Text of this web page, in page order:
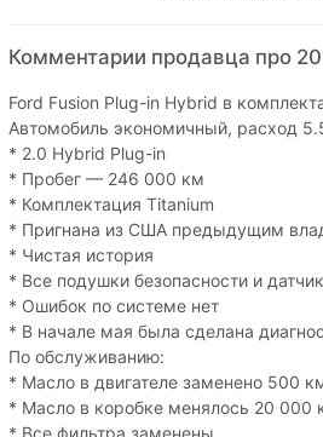
Комментарии продавца про
Ford Fusion Plug-in Hybrid в
Автомобиль экономичный, расход
* 2.0 Hybrid Plug-in
* Пробег — 246 000 км
* Комплектация Titanium
* Пригнана из США предыдущим
* Чистая история
* Все подушки безопасности и
* Ошибок по системе нет
* В начале мая была сделана
По обслуживанию:
* Масло в двигателе заменено 500
* Масло в коробке менялось 20 000
* Все фильтра заменены